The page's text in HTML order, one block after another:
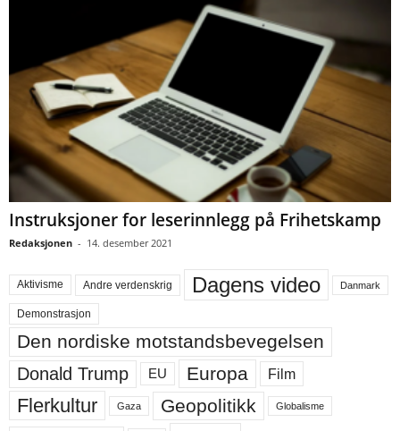
Instruksjoner for leserinnlegg på Frihetskamp
Redaksjonen - 14. desember 2021
Aktivisme Andre verdenskrig Dagens video Danmark
Demonstrasjon
Den nordiske motstandsbevegelsen
Donald Trump EU Europa Film
Flerkultur Gaza Geopolitikk Globalisme